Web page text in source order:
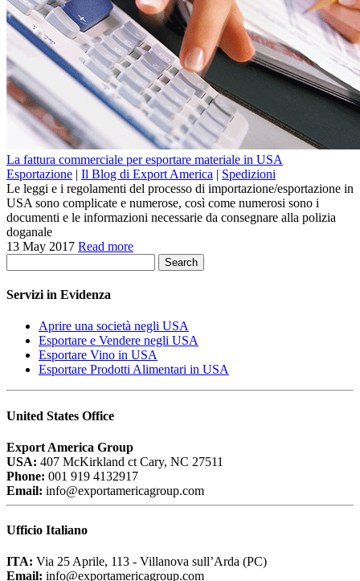
La fattura commerciale per esportare materiale in USA
Esportazione | Il Blog di Export America | Spedizioni
Le leggi e i regolamenti del processo di importazione/esportazione in
USA sono complicate e numerose, così come numerosi sono i
documenti e le informazioni necessarie da consegnare alla polizia
doganale
13 May 2017 Read more
Search
Servizi in Evidenza
Aprire una società negli USA
Esportare e Vendere negli USA
Esportare Vino in USA
Esportare Prodotti Alimentari in USA
United States Office
Export America Group
USA: 407 McKirkland ct Cary, NC 27511
Phone: 001 919 4132917
Email: info@exportamericagroup.com
Ufficio Italiano
ITA: Via 25 Aprile, 113 - Villanova sull’Arda (PC)
Email: info@exportamericagroup.com